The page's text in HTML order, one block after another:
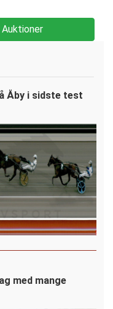
Åby i sidste test
med mange